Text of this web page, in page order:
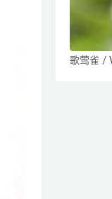
歌莺雀 /